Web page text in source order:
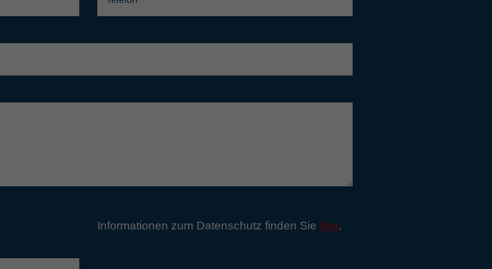
Informationen zum Datenschutz finden Sie hier.